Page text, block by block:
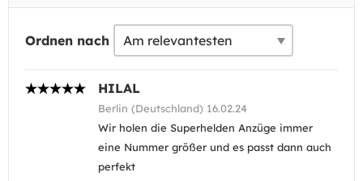
Ordnen nach
HILAL
Berlin (Deutschland) 16.02.24
Wir holen die Superhelden Anzüge immer
eine Nummer größer und es passt dann auch
perfekt